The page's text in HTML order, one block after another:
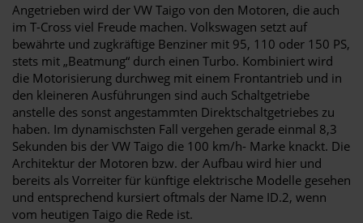
Angetrieben wird der VW Taigo von den Motoren, die auch
im T-Cross viel Freude machen. Volkswagen setzt auf
bewährte und zugkräftige Benziner mit 95, 110 oder 150 PS,
stets mit „Beatmung“ durch einen Turbo. Kombiniert wird
die Motorisierung durchweg mit einem Frontantrieb und in
den kleineren Ausführungen sind auch Schaltgetriebe
anstelle des sonst angestammten Direktschaltgetriebes zu
haben. Im dynamischsten Fall vergehen gerade einmal 8,3
Sekunden bis der VW Taigo die 100 km/h- Marke knackt. Die
Architektur der Motoren bzw. der Aufbau wird hier und
bereits als Vorreiter für künftige elektrische Modelle gesehen
und entsprechend kursiert oftmals der Name ID.2, wenn
vom heutigen Taigo die Rede ist.